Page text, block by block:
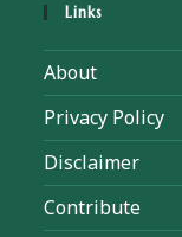
Links
About
Privacy Policy
Disclaimer
Contribute